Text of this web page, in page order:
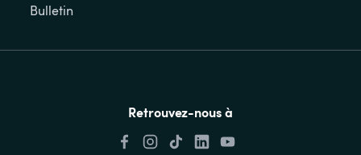
Bulletin
Retrouvez-nous à